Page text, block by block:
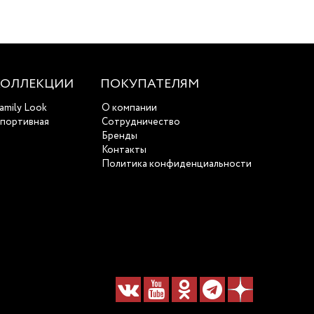
Look
ПОКУПАТЕЛЯМ
О компании
Сотрудничество
Бренды
Контакты
Политика конфиденциальности